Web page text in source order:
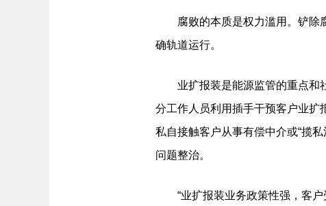
腐败的本质是权力滥用。铲除腐
确轨道运行。
业扩报装是能源监管的重点和社
分工作人员利用插手干预客户业扩
私自接触客户从事有偿中介或“揽
问题整治。
“业扩报装业务政策性强，客户